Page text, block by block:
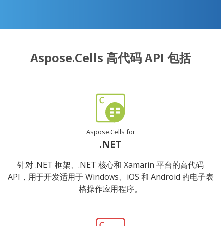
Aspose.Cells 高代码 API 包括
Aspose.Cells for
.NET
针对 .NET 框架、.NET 核心和 Xamarin 平台的高代码
API，用于开发适用于 Windows、iOS 和 Android 的电子表
格操作应用程序。